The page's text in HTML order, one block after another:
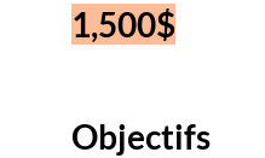
1,500$
Objectifs